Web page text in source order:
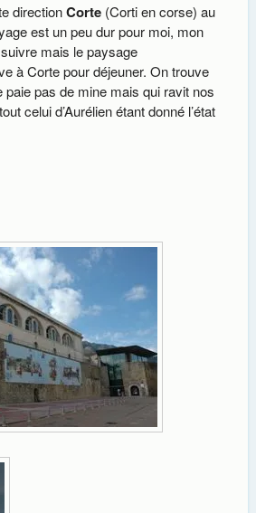
directionCorte(Corti en corse) au
est un peu dur pour moi, mon
mais le paysage
à Corte pour déjeuner. On trouve
paie pas de mine mais qui ravit nos
celui d’Aurélien étant donné l’état